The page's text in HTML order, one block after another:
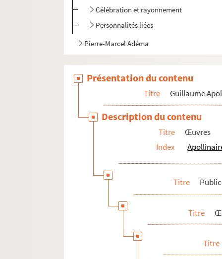
Célébration et rayonnement
Personnalités liées
Pierre-Marcel Adéma
Présentation du contenu
Titre Guillaume
Description du contenu
Titre
Œuvres
Index
Titre
Titre
Titre